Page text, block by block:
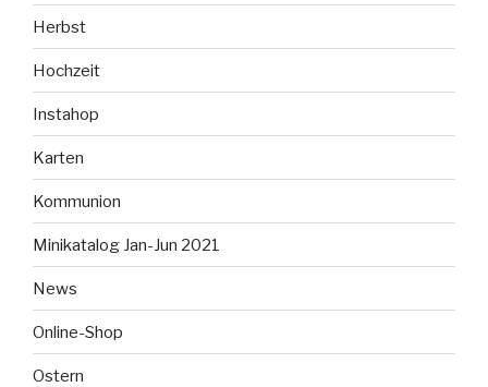
Herbst
Hochzeit
Instahop
Karten
Kommunion
Minikatalog Jan-Jun 2021
News
Online-Shop
Ostern